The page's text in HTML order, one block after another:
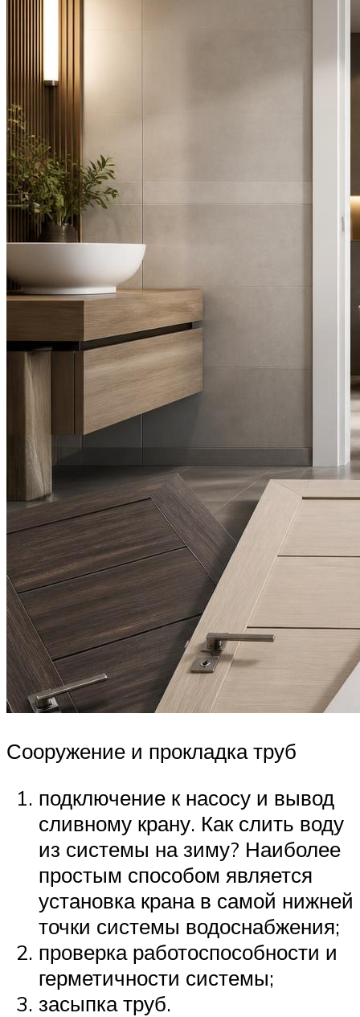
Сооружение и прокладка труб
подключение к насосу и вывод
сливному крану. Как слить воду
из системы на зиму? Наиболее
простым способом является
установка крана в самой нижней
точки системы водоснабжения;
проверка работоспособности и
герметичности системы;
засыпка труб.